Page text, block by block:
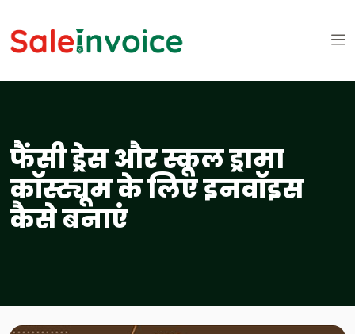
फैंसी ड्रेस और स्कूल ड्रामा
कॉस्ट्यूम के लिए इनवॉइस
कैसे बनाएं